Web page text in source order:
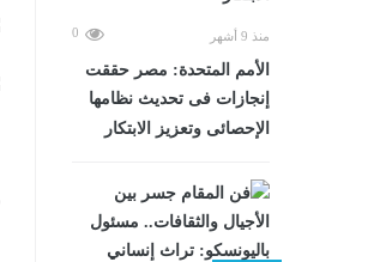
منذ 9 أشهر 0
الأمم المتحدة: مصر حققت
إنجازات فى تحديث نظامها
الإحصائى وتعزيز الابتكار